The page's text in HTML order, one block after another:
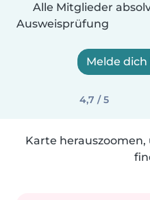
Alle Mitglieder
Ausweisprüfung
Melde
4,7 / 5
Karte